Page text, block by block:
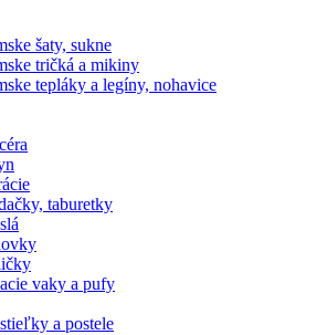
šaty, sukne
tričká a mikiny
tepláky a legíny, nohavice
taburetky
vaky a pufy
a postele